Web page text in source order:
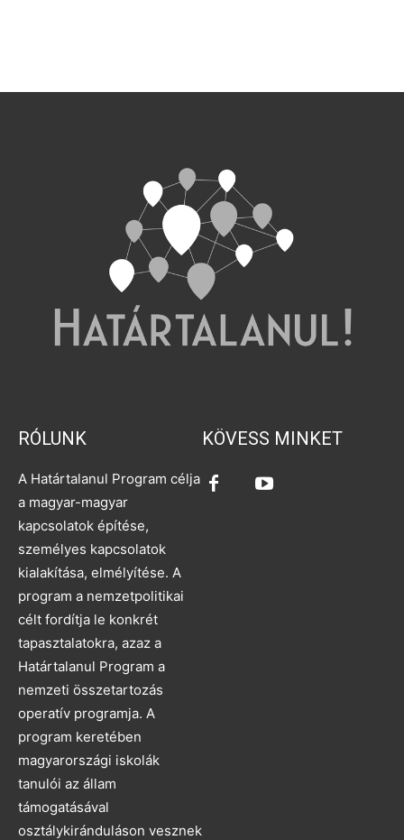
RÓLUNK
A Határtalanul Program célja
a magyar-magyar
kapcsolatok építése,
személyes kapcsolatok
kialakítása, elmélyítése. A
program a nemzetpolitikai
célt fordítja le konkrét
tapasztalatokra, azaz a
Határtalanul Program a
nemzeti összetartozás
operatív programja. A
program keretében
magyarországi iskolák
tanulói az állam
támogatásával
osztálykiránduláson vesznek
KÖVESS MINKET